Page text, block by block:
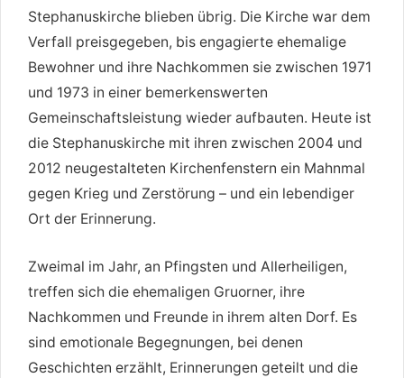
Stephanuskirche blieben übrig. Die Kirche war dem
Verfall preisgegeben, bis engagierte ehemalige
Bewohner und ihre Nachkommen sie zwischen 1971
und 1973 in einer bemerkenswerten
Gemeinschaftsleistung wieder aufbauten. Heute ist
die Stephanuskirche mit ihren zwischen 2004 und
2012 neugestalteten Kirchenfenstern ein Mahnmal
gegen Krieg und Zerstörung – und ein lebendiger
Ort der Erinnerung.
Zweimal im Jahr, an Pfingsten und Allerheiligen,
treffen sich die ehemaligen Gruorner, ihre
Nachkommen und Freunde in ihrem alten Dorf. Es
sind emotionale Begegnungen, bei denen
Geschichten erzählt, Erinnerungen geteilt und die